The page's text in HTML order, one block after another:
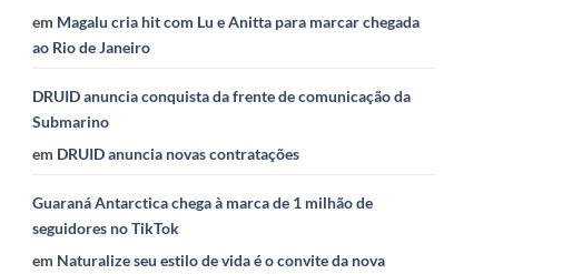
em Magalu cria hit com Lu e Anitta para marcar chegada
ao Rio de Janeiro
DRUID anuncia conquista da frente de comunicação da
Submarino
em DRUID anuncia novas contratações
Guaraná Antarctica chega à marca de 1 milhão de
seguidores no TikTok
em Naturalize seu estilo de vida é o convite da nova